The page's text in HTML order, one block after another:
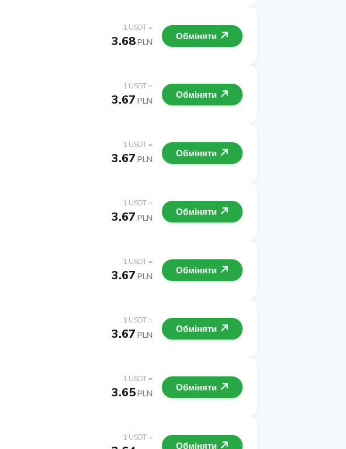
1 USDT =
3.68PLN
Обміняти
1 USDT =
3.67 PLN
Обміняти
1 USDT =
3.67 PLN
Обміняти
1 USDT =
3.67 PLN
Обміняти
1 USDT =
3.67 PLN
Обміняти
1 USDT =
3.67 PLN
Обміняти
1 USDT =
3.65PLN
Обміняти
1 USDT =
Обміняти